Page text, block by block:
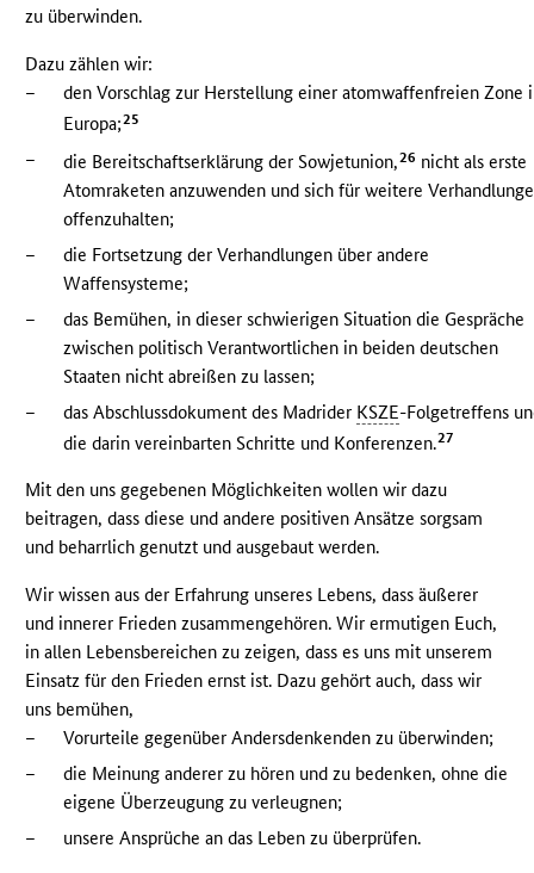
zu überwinden.
Dazu zählen wir:
–
den Vorschlag zur Herstellung einer atomwaffenfreien Zone
Europa;25
– die Bereitschaftserklärung der Sowjetunion,26 nicht als erste
Atomraketen anzuwenden und sich für weitere
offenzuhalten;
–
die Fortsetzung der Verhandlungen über andere
Waffensysteme;
–
das Bemühen, in dieser schwierigen Situation die Gespräche
zwischen politisch Verantwortlichen in beiden deutschen
Staaten nicht abreißen zu lassen;
–
das Abschlussdokument des Madrider KSZE-Folgetreffens
die darin vereinbarten Schritte und Konferenzen.27
Mit den uns gegebenen Möglichkeiten wollen wir dazu
beitragen, dass diese und andere positiven Ansätze sorgsam
und beharrlich genutzt und ausgebaut werden.
Wir wissen aus der Erfahrung unseres Lebens, dass äußerer
und innerer Frieden zusammengehören. Wir ermutigen Euch,
in allen Lebensbereichen zu zeigen, dass es uns mit unserem
Einsatz für den Frieden ernst ist. Dazu gehört auch, dass wir
uns bemühen,
–
Vorurteile gegenüber Andersdenkenden zu überwinden;
–
die Meinung anderer zu hören und zu bedenken, ohne die
eigene Überzeugung zu verleugnen;
–
unsere Ansprüche an das Leben zu überprüfen.